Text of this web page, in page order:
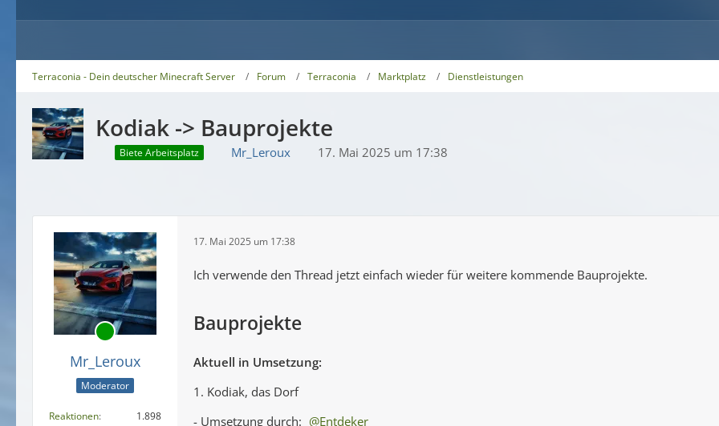
Terraconia - Dein deutscher Minecraft Server Forum Terraconia Marktplatz Dienstleistungen
Kodiak -> Bauprojekte
Biete Arbeitsplatz Mr_Leroux 17. Mai 2025 um 17:38
Mr_Leroux
Moderator
Reaktionen 1.898
17. Mai 2025 um 17:38
Ich verwende den Thread jetzt einfach wieder für weitere kommende Bauprojekte.
Bauprojekte
Aktuell in Umsetzung:
1. Kodiak, das Dorf
- Umsetzung durch:
Entdeker